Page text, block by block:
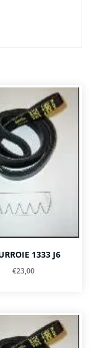
1333 J6
€23,00